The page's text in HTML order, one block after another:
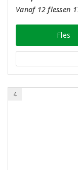
Vanaf 12 flessen
Fles
4